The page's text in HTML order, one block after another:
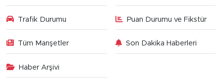
Trafik Durumu Puan Durumu ve Fikstür
Tüm Manşetler Son Dakika Haberleri
Haber Arşivi